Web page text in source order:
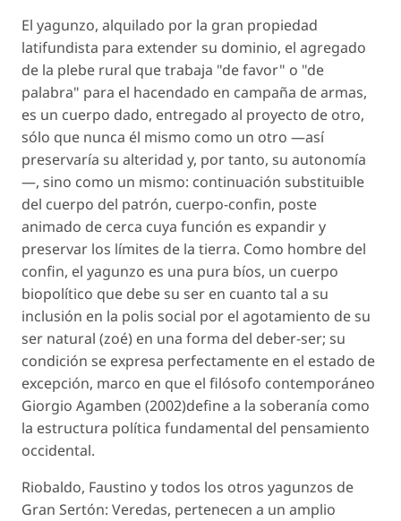
El yagunzo, alquilado por la gran propiedad
latifundista para extender su dominio, el agregado
de la plebe rural que trabaja "de favor" o "de
palabra" para el hacendado en campaña de armas,
es un cuerpo dado, entregado al proyecto de otro,
sólo que nunca él mismo como un otro —así
preservaría su alteridad y, por tanto, su autonomía
—, sino como un mismo: continuación substituible
del cuerpo del patrón, cuerpo-confin, poste
animado de cerca cuya función es expandir y
preservar los límites de la tierra. Como hombre del
confin, el yagunzo es una pura bíos, un cuerpo
biopolítico que debe su ser en cuanto tal a su
inclusión en la polis social por el agotamiento de su
ser natural (zoé) en una forma del deber-ser; su
condición se expresa perfectamente en el estado de
excepción, marco en que el filósofo contemporáneo
Giorgio Agamben (2002)define a la soberanía como
la estructura política fundamental del pensamiento
occidental.
Riobaldo, Faustino y todos los otros yagunzos de
Gran Sertón: Veredas, pertenecen a un amplio